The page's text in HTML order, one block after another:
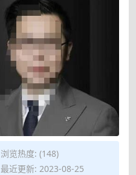
浏览热度: (148)
最近更新: 2023-08-25